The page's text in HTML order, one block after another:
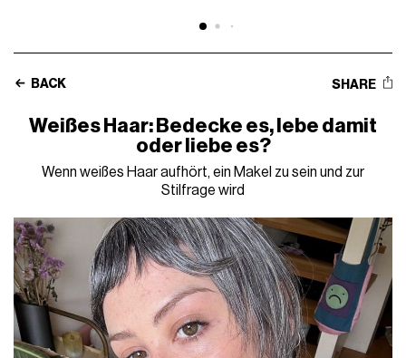
BACK SHARE
Weißes Haar: Bedecke es, lebe damit
oder liebe es?
Wenn weißes Haar aufhört, ein Makel zu sein und zur
Stilfrage wird